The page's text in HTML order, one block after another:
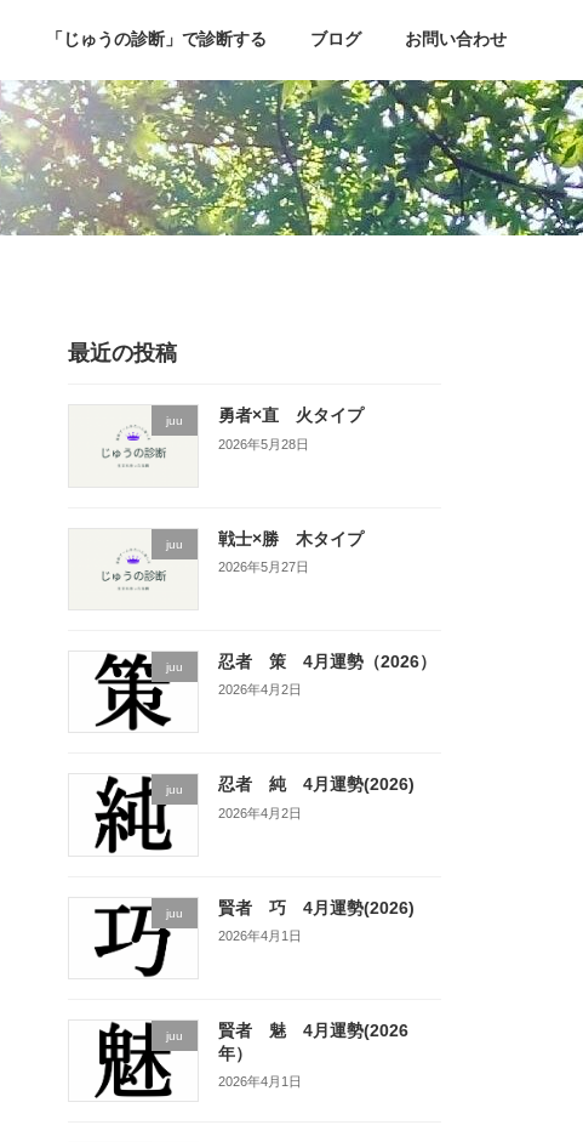
「じゅうの診断」で診断する ブログ お問い合わせ
最近の投稿
juu 勇者×直 火タイプ
2026年5月28日
juu 戦士×勝 木タイプ
2026年5月27日
juu 忍者 策 4月運勢（2026）
2026年4月2日
juu 忍者 純 4月運勢(2026)
2026年4月2日
juu 賢者 巧 4月運勢(2026)
2026年4月1日
juu
賢者 魅 4月運勢(2026
年）
2026年4月1日